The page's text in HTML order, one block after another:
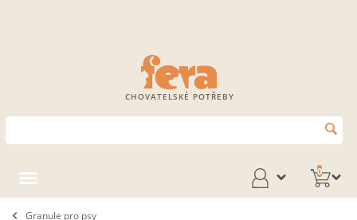
CHOVATELSKÉ POTŘEBY
0
Granule pro psy